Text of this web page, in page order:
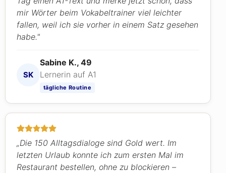
mir Wörter beim Vokabeltrainer viel leichter
fallen, weil ich sie vorher in einem Satz gesehen
habe."
SK
Sabine K., 49
Lernerin auf A1
tägliche Routine
„Die 150 Alltagsdialoge sind Gold wert. Im
letzten Urlaub konnte ich zum ersten Mal im
Restaurant bestellen, ohne zu blockieren –